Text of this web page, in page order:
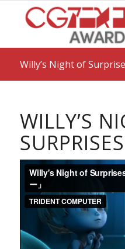
Willy’s Night of
WILLY’S
SURPRISES